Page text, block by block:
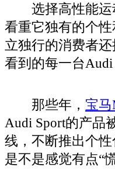
选择高性能运
看重它独有的个
立独行的消费者
看到的每一台Audi
那些年， 宝
Audi Sport的产品
线，不断推出个
是不是感觉有点“